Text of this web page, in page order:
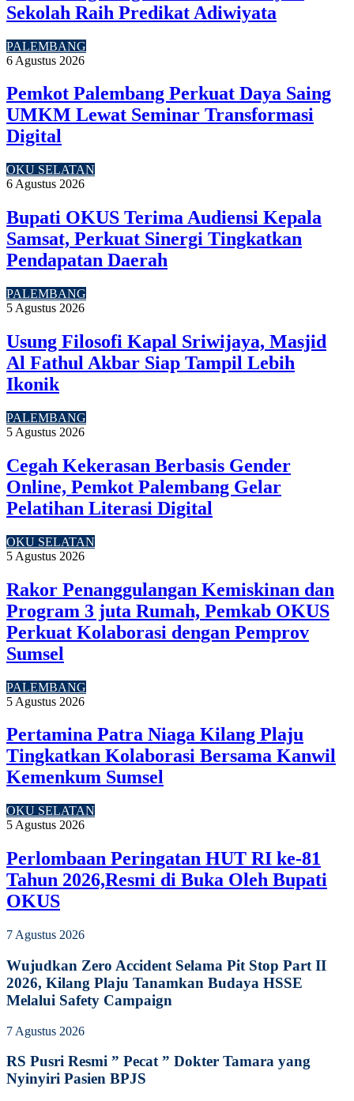
Sekolah Raih Predikat Adiwiyata
PALEMBANG
6 Agustus 2026
Pemkot Palembang Perkuat Daya Saing
UMKM Lewat Seminar Transformasi
Digital
OKU SELATAN
6 Agustus 2026
Bupati OKUS Terima Audiensi Kepala
Samsat, Perkuat Sinergi Tingkatkan
Pendapatan Daerah
PALEMBANG
5 Agustus 2026
Usung Filosofi Kapal Sriwijaya, Masjid
Al Fathul Akbar Siap Tampil Lebih
Ikonik
PALEMBANG
5 Agustus 2026
Cegah Kekerasan Berbasis Gender
Online, Pemkot Palembang Gelar
Pelatihan Literasi Digital
OKU SELATAN
5 Agustus 2026
Rakor Penanggulangan Kemiskinan dan
Program 3 juta Rumah, Pemkab OKUS
Perkuat Kolaborasi dengan Pemprov
Sumsel
PALEMBANG
5 Agustus 2026
Pertamina Patra Niaga Kilang Plaju
Tingkatkan Kolaborasi Bersama Kanwil
Kemenkum Sumsel
OKU SELATAN
5 Agustus 2026
Perlombaan Peringatan HUT RI ke-81
Tahun 2026,Resmi di Buka Oleh Bupati
OKUS
7 Agustus 2026
Wujudkan Zero Accident Selama Pit Stop Part II
2026, Kilang Plaju Tanamkan Budaya HSSE
Melalui Safety Campaign
7 Agustus 2026
RS Pusri Resmi ” Pecat ” Dokter Tamara yang
Nyinyiri Pasien BPJS